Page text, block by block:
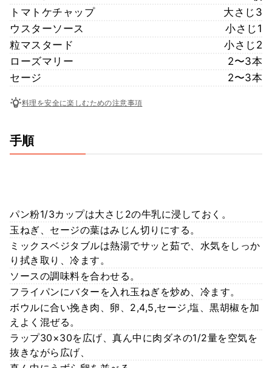
トマトケチャップ
大さじ3
ウスターソース
小さじ1
粒マスタード
小さじ2
ローズマリー
2〜3本
セージ
2〜3本
料理を安全に楽しむための注意事項
手順
パン粉1/3カップは大さじ2の牛乳に浸しておく。
玉ねぎ、セージの葉はみじん切りにする。
ミックスベジタブルは熱湯でサッと茹で、水気をしっか
り拭き取り、冷ます。
ソースの調味料を合わせる。
フライパンにバターを入れ玉ねぎを炒め、冷ます。
ボウルに合い挽き肉、卵、2,4,5,セージ,塩、黒胡椒を加
えよく混ぜる。
ラップ30×30を広げ、真ん中に肉ダネの1/2量を空気を
抜きながら広げ、